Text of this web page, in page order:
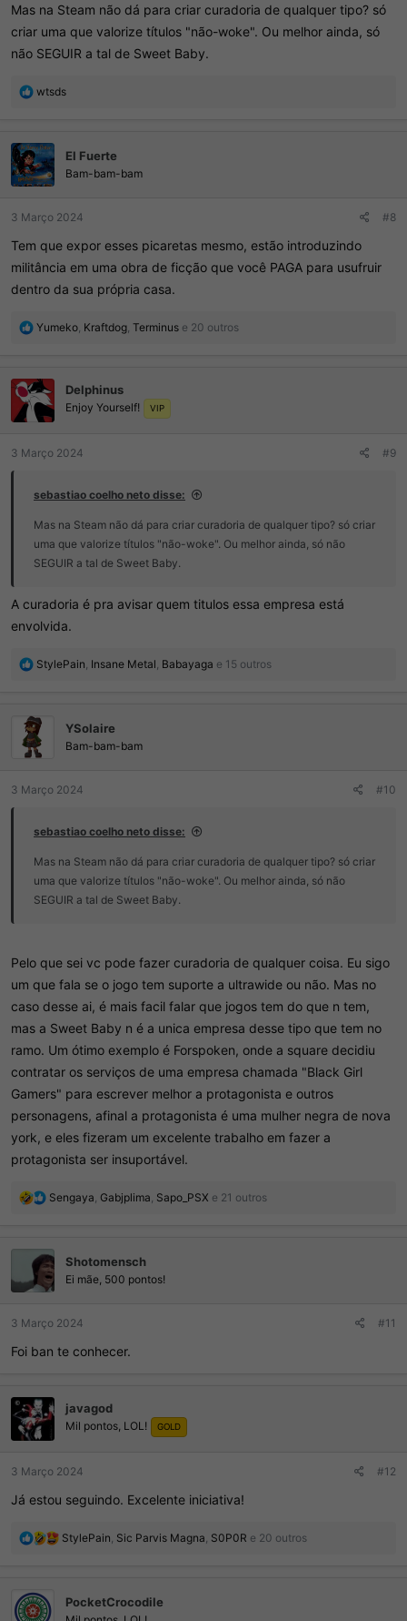
Mas na Steam não dá para criar curadoria de qualquer tipo? só
criar uma que valorize títulos "não-woke". Ou melhor ainda, só
não SEGUIR a tal de Sweet Baby.
R
õ
e
s
wtsds
El Fuerte
Bam-bam-bam
3 Março 2024 #8
Tem que expor esses picaretas mesmo, estão introduzindo
militância em uma obra de ficção que você PAGA para usufruir
dentro da sua própria casa.
R
õ
e
s
Yumeko Kraftdog Terminus e 20 outros
Delphinus
Enjoy Yourself! VIP
3 Março 2024 #9
sebastiao coelho neto disse:
Mas na Steam não dá para criar curadoria de qualquer tipo? só criar
uma que valorize títulos "não-woke". Ou melhor ainda, só não
SEGUIR a tal de Sweet Baby.
A curadoria é pra avisar quem titulos essa empresa está
envolvida.
R
õ
e
s
StylePain Insane Metal Babayaga e 15 outros
YSolaire
Bam-bam-bam
3 Março 2024 #10
sebastiao coelho neto disse:
Mas na Steam não dá para criar curadoria de qualquer tipo? só criar
uma que valorize títulos "não-woke". Ou melhor ainda, só não
SEGUIR a tal de Sweet Baby.
Pelo que sei vc pode fazer curadoria de qualquer coisa. Eu sigo
um que fala se o jogo tem suporte a ultrawide ou não. Mas no
caso desse ai, é mais facil falar que jogos tem do que n tem,
mas a Sweet Baby n é a unica empresa desse tipo que tem no
ramo. Um ótimo exemplo é Forspoken, onde a square decidiu
contratar os serviços de uma empresa chamada "Black Girl
Gamers" para escrever melhor a protagonista e outros
personagens, afinal a protagonista é uma mulher negra de nova
york, e eles fizeram um excelente trabalho em fazer a
protagonista ser insuportável.
R
õ
e
s
Sengaya Gabjplima Sapo_PSX e 21 outros
Shotomensch
Ei mãe, 500 pontos!
3 Março 2024 #11
Foi ban te conhecer.
javagod
Mil pontos, LOL! GOLD
3 Março 2024 #12
Já estou seguindo. Excelente iniciativa!
R
õ
e
StylePain Sic Parvis Magna S0P0R e 20 outros
PocketCrocodile